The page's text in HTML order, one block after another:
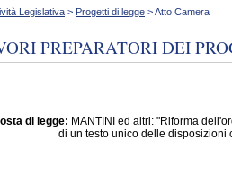
Legislativa > Progetti di legge > Atto Camera
PREPARATORI DEI
di legge: MANTINI ed altri: "Riforma
di un testo unico delle disposizioni